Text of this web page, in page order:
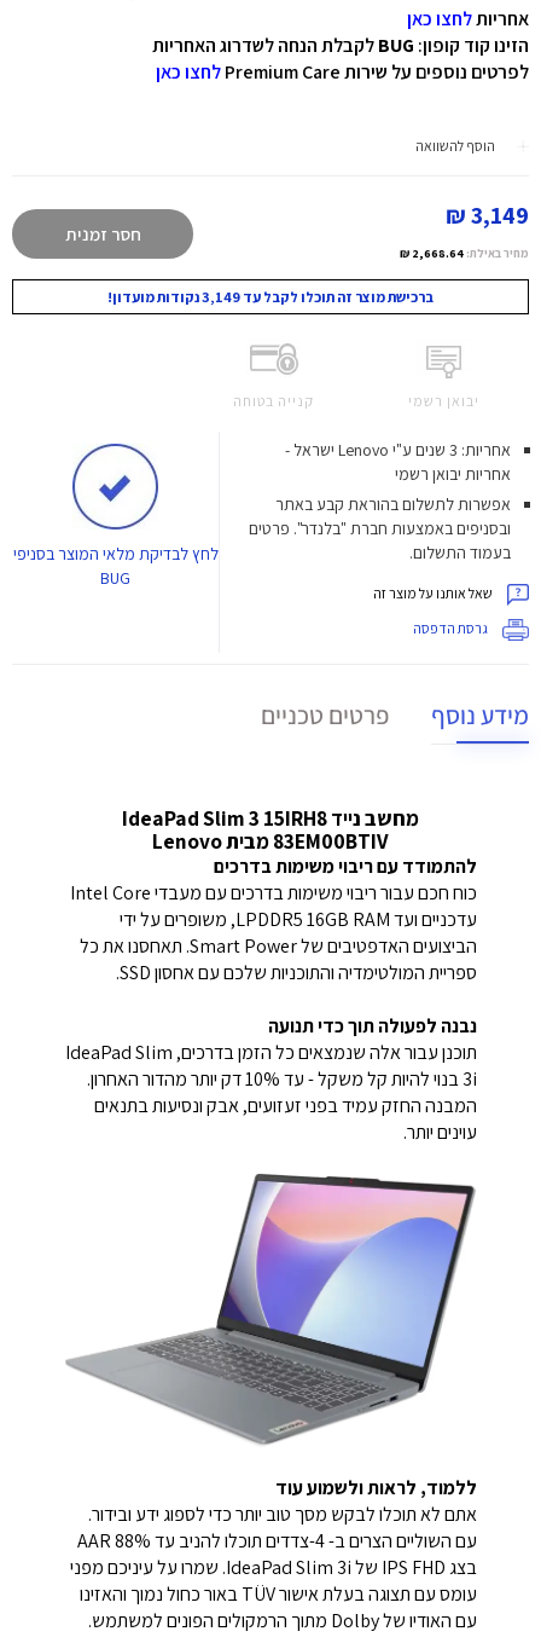
אחריותלחצו כאן
הזינו קוד קופון: BUGלקבלת הנחה לשדרוג האחריות
לפרטים נוספים על שירות Premium Care
לחצו כאן
הוסף להשוואה
3,149 ₪
מחיר באילת: 2,668.64 ₪
חסר זמנית
ברכישת מוצר זה תוכלו לקבל עד 3,149 נקודות מועדון!
יבואן רשמי קנייה בטוחה
אחריות: 3 שנים ע"י Lenovo ישראל -
אחריות יבואן רשמי
אפשרות לתשלום בהוראת קבע באתר
ובסניפים באמצעות חברת "בלנדר". פרטים
בעמוד התשלום.
שאל אותנו על מוצר זה
גרסת הדפסה
לחץלבדיקת מלאי המוצר בסניפי
BUG
מידע נוסף פרטים טכניים
מחשב נייד IdeaPad Slim 3 15IRH8
83EM00BTIV מבית Lenovo
להתמודד עם ריבוי משימות בדרכים
כוח חכם עבור ריבוי משימות בדרכים עם מעבדי Intel Core
עדכניים ועד LPDDR5 16GB RAM, משופרים על ידי
הביצועים האדפטיבים של Smart Power. תאחסנו את כל
ספריית המולטימדיה והתוכניות שלכם עם אחסון SSD.
נבנה לפעולה תוך כדי תנועה
תוכנן עבור אלה שנמצאים כל הזמן בדרכים, IdeaPad Slim
3i בנוי להיות קל משקל - עד 10% דק יותר מהדור האחרון.
המבנה החזק עמיד בפני זעזועים, אבק ונסיעות בתנאים
עוינים יותר.
ללמוד, לראות ולשמוע עוד
אתם לא תוכלו לבקש מסך טוב יותר כדי לספוג ידע ובידור.
עם השוליים הצרים ב- 4-צדדים תוכלו להניב עד 88% AAR
בצג IPS FHD של IdeaPad Slim 3i. שמרו על עיניכם מפני
עומס עם תצוגה בעלת אישור TÜV באור כחול נמוך והאזינו
עם האודיו של Dolby מתוך הרמקולים הפונים למשתמש.